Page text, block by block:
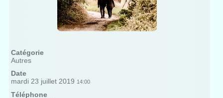
Catégorie
Autres
Date
mardi 23 juillet 2019 14:00
Téléphone